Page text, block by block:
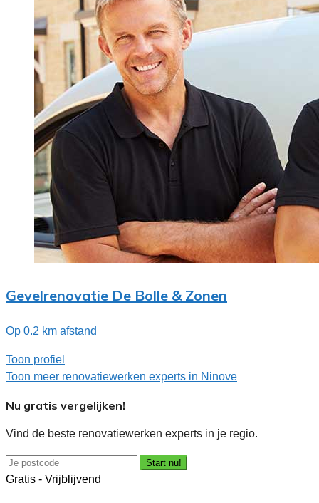
Gevelrenovatie De Bolle & Zonen
Op 0.2 km afstand
Toon profiel
Toon meer renovatiewerken experts in Ninove
Nu gratis vergelijken!
Vind de beste renovatiewerken experts in je regio.
Start nu!
Gratis - Vrijblijvend